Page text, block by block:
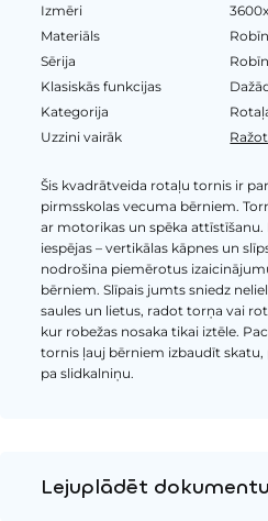
Izmēri
Materiāls
Sērija
Klasiskās funkcijas
Kategorija
Uzzini vairāk
Šis kvadrātveida rotaļu tornis ir
pirmsskolas vecuma bērniem.
ar motorikas un spēka attīstīšanu.
iespējas – vertikālas kāpnes un
nodrošina piemērotus
bērniem. Slīpais jumts sniedz
saules un lietus, radot torņa vai
kur robežas nosaka tikai iztēle.
tornis ļauj bērniem izbaudīt
pa slidkalniņu.
Lejuplādēt